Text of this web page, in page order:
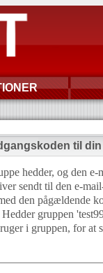
til
hedder, og den e-
sendt til den e-
den pågældende
gruppen
i gruppen, for at